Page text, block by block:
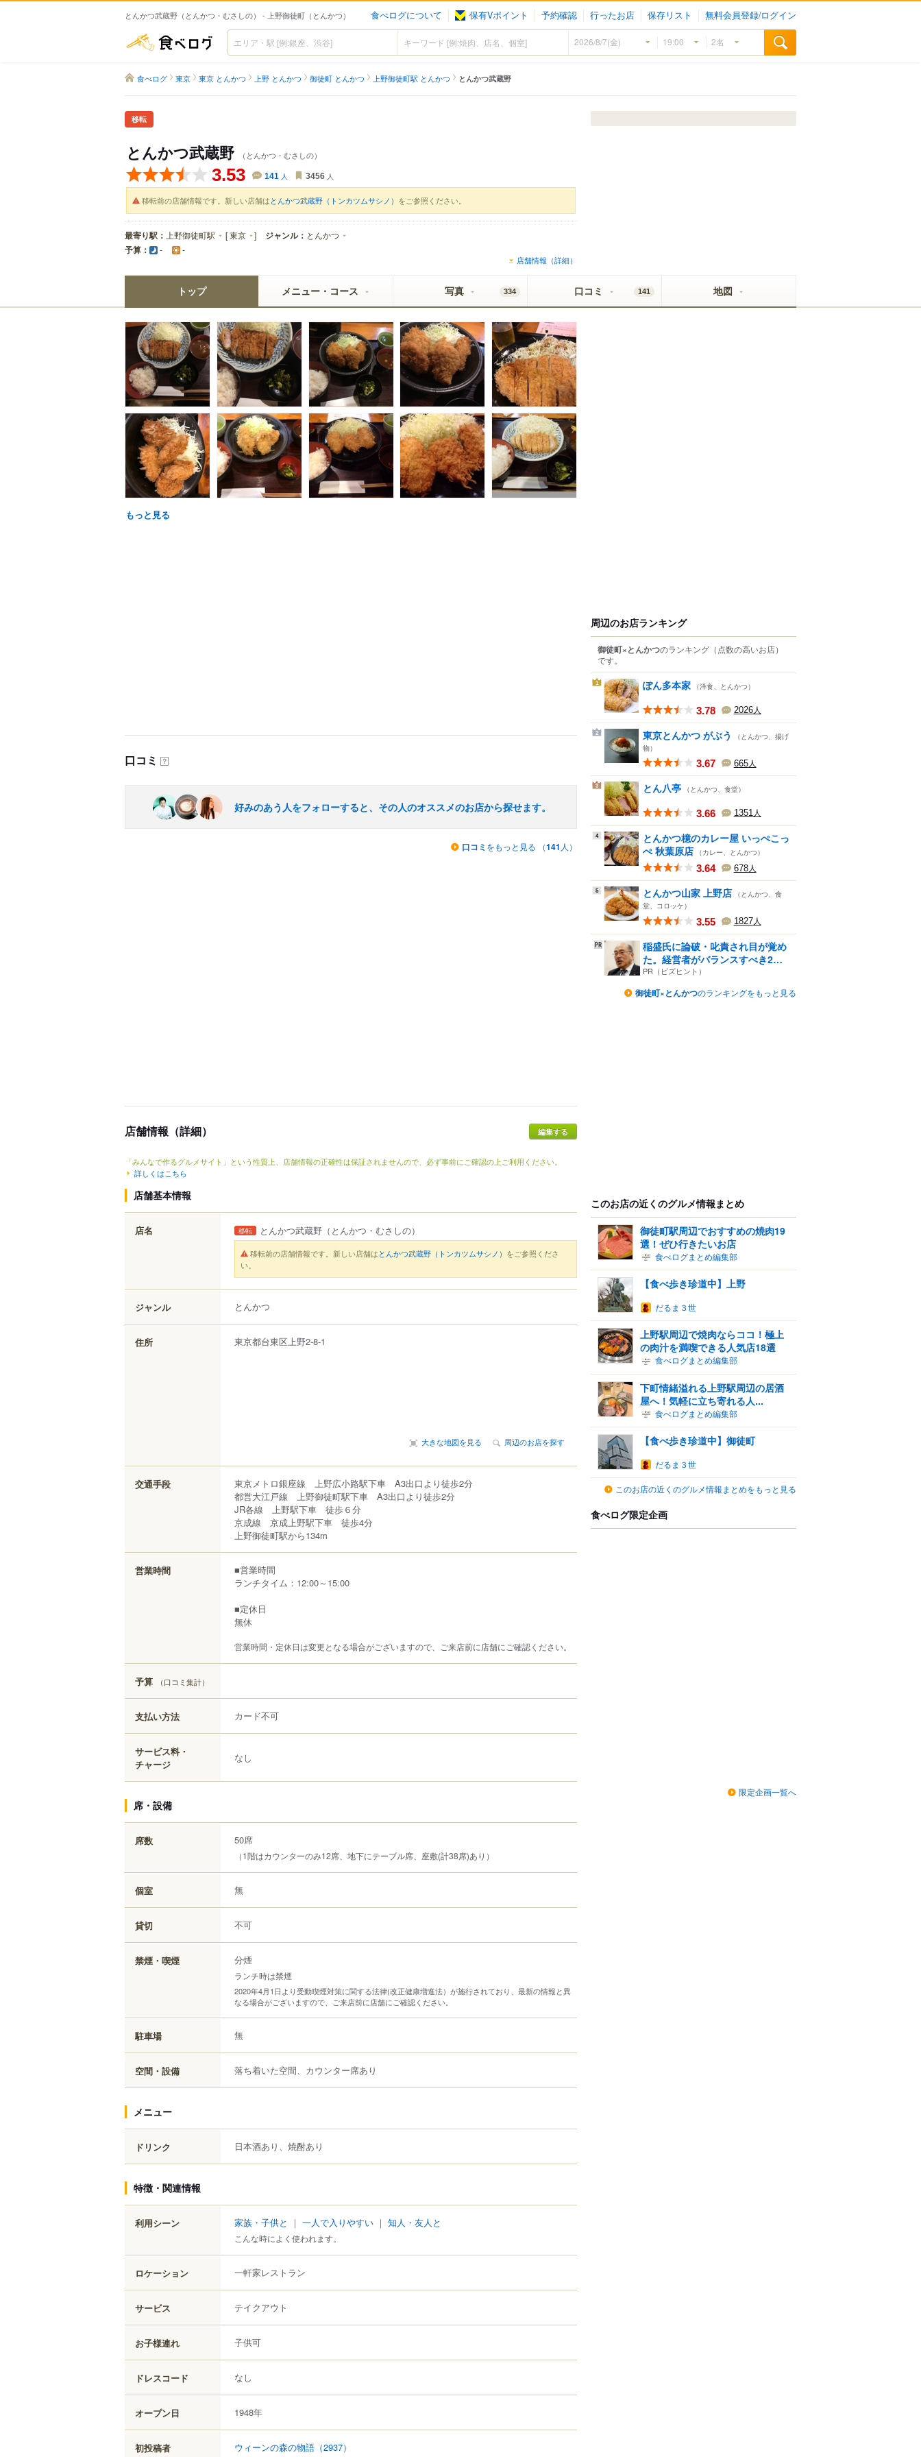
とんかつ武蔵野（とんかつ・むさしの） - 上野御徒町（とんかつ） 食べログについて 保有Vポイント 予約確認 行ったお店 保存リスト 無料会員登録/ログイン
食べログ
食べログ 東京 東京 とんかつ 上野 とんかつ 御徒町 とんかつ 上野御徒町駅 とんかつ とんかつ武蔵野
移転
とんかつ武蔵野 （とんかつ・むさしの）
3.53 141 人 3456 人
移転前の店舗情報です。新しい店舗はとんかつ武蔵野（トンカツムサシノ） をご参照ください。
最寄り駅： 上野御徒町駅 [東京 ] ジャンル： とんかつ
予算： - -
店舗情報（詳細）
トップ メニュー・コース 写真 334 口コミ 141 地図
もっと見る
口コミ ？
好みのあう人をフォローすると、その人のオススメのお店から探せます。
口コミ をもっと見る （141 人）
店舗情報（詳細）
「みんなで作るグルメサイト」という性質上、店舗情報の正確性は保証されませんので、必ず事前にご確認の上ご利用ください。
詳しくはこちら
店舗基本情報
店名 移転 とんかつ武蔵野 （とんかつ・むさしの）
移転前の店舗情報です。新しい店舗はとんかつ武蔵野（トンカツムサシノ） をご参照くださ
い。
ジャンル とんかつ
住所 東京都台東区 上野2-8-1
大きな地図を見る 周辺のお店を探す
交通手段
東京メトロ銀座線 上野広小路駅下車 A3出口より徒歩2分
都営大江戸線 上野御徒町駅下車 A3出口より徒歩2分
JR各線 上野駅下車 徒歩６分
京成線 京成上野駅下車 徒歩4分
上野御徒町駅から134m
営業時間
■営業時間
ランチタイム：12:00～15:00
■定休日
無休
営業時間・定休日は変更となる場合がございますので、ご来店前に店舗にご確認ください。
予算 （口コミ集計）
支払い方法 カード不可
サービス料・
チャージ
なし
席・設備
席数 50席
（1階はカウンターのみ12席、地下にテーブル席、座敷(計38席)あり）
個室 無
貸切 不可
禁煙・喫煙 分煙
ランチ時は禁煙
2020年4月1日より受動喫煙対策に関する法律(改正健康増進法）が施行されており、最新の情報と異
なる場合がございますので、ご来店前に店舗にご確認ください。
駐車場 無
空間・設備 落ち着いた空間、カウンター席あり
メニュー
ドリンク 日本酒あり、焼酎あり
特徴・関連情報
利用シーン 家族・子供と ｜ 一人で入りやすい ｜ 知人・友人と
こんな時によく使われます。
ロケーション 一軒家レストラン
サービス テイクアウト
お子様連れ 子供可
ドレスコード なし
オープン日 1948年
初投稿者 ウィーンの森の物語 （2937）
周辺のお店ランキング
御徒町×とんかつのランキング （点数の高いお店）
です。
1 ぽん多本家 （洋食、とんかつ）
3.78 2026人
2 東京とんかつ がぶう
（とんかつ、揚げ
物）
3.67 665人
3 とん八亭 （とんかつ、食堂）
3.66 1351人
4
とんかつ檍のカレー屋 いっぺこっ
ぺ 秋葉原店 （カレー、とんかつ）
3.64 678人
5 とんかつ山家 上野店 （とんかつ、食
堂、コロッケ）
3.55 1827人
稲盛氏に論破・叱責され目が覚め
た。経営者がバランスすべき2
つ...
PR（ビズヒント）
御徒町×とんかつのランキングをもっと見る
このお店の近くのグルメ情報まとめ
御徒町駅周辺でおすすめの焼肉19
選！ぜひ行きたいお店
食べログまとめ編集部
【食べ歩き珍道中】上野
だるま３世
上野駅周辺で焼肉ならココ！極上
の肉汁を満喫できる人気店18選
食べログまとめ編集部
下町情緒溢れる上野駅周辺の居酒
屋へ！気軽に立ち寄れる人...
食べログまとめ編集部
【食べ歩き珍道中】御徒町
だるま３世
このお店の近くのグルメ情報まとめをもっと見る
食べログ限定企画
限定企画一覧へ